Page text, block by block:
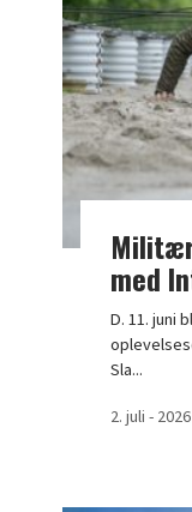
med
D. 11. juni
Sla...
2. juli - 2026